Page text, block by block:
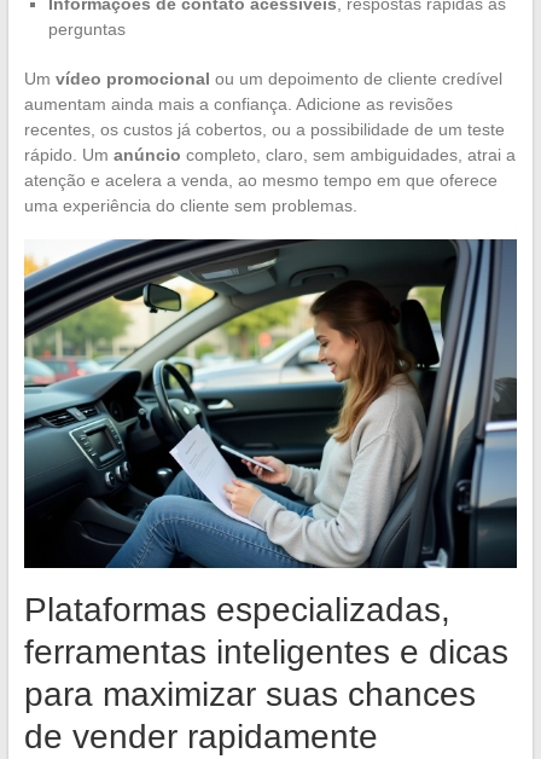
perguntas
Um vídeo promocional ou um depoimento de cliente credível
aumentam ainda mais a confiança. Adicione as revisões
recentes, os custos já cobertos, ou a possibilidade de um teste
rápido. Um anúncio completo, claro, sem ambiguidades, atrai a
atenção e acelera a venda, ao mesmo tempo em que oferece
uma experiência do cliente sem problemas.
Plataformas especializadas,
ferramentas inteligentes e dicas
para maximizar suas chances
de vender rapidamente